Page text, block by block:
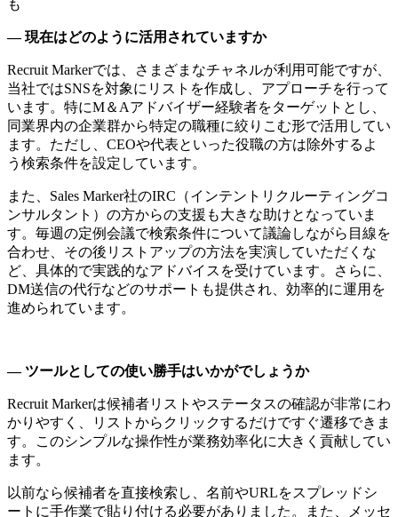
も
― 現在はどのように活用されていますか
Recruit Markerでは、さまざまなチャネルが利用可能ですが、
当社ではSNSを対象にリストを作成し、アプローチを行って
います。特にM＆Aアドバイザー経験者をターゲットとし、
同業界内の企業群から特定の職種に絞りこむ形で活用してい
ます。ただし、CEOや代表といった役職の方は除外するよ
う検索条件を設定しています。
また、Sales Marker社のIRC（インテントリクルーティングコ
ンサルタント）の方からの支援も大きな助けとなっていま
す。毎週の定例会議で検索条件について議論しながら目線を
合わせ、その後リストアップの方法を実演していただくな
ど、具体的で実践的なアドバイスを受けています。さらに、
DM送信の代行などのサポートも提供され、効率的に運用を
進められています。
― ツールとしての使い勝手はいかがでしょうか
Recruit Markerは候補者リストやステータスの確認が非常にわ
かりやすく、リストからクリックするだけですぐ遷移できま
す。このシンプルな操作性が業務効率化に大きく貢献してい
ます。
以前なら候補者を直接検索し、名前やURLをスプレッドシ
ートに手作業で貼り付ける必要がありました。また、メッセ